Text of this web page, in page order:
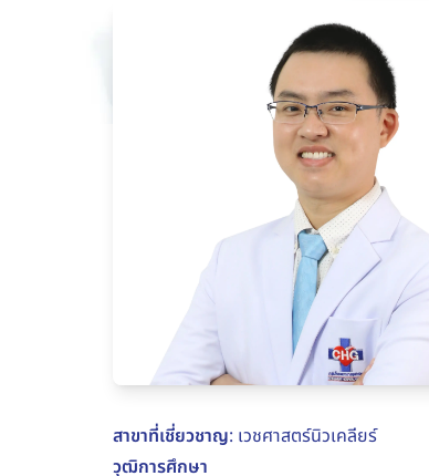
สาขาที่เชี่ยวชาญ: เวชศาสตร์นิวเคลียร์
วุฒิการศึกษา